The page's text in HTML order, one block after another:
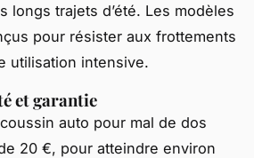
longs trajets d’été. Les modèles
pour résister aux frottements
utilisation intensive.
et garantie
auto pour mal de dos
20 €, pour atteindre environ